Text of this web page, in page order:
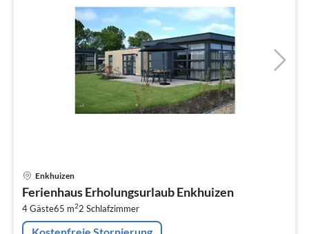
Enkhuizen
Ferienhaus Erholungsurlaub Enkhuizen
4 Gäste65 m22 Schlafzimmer
Kostenfreie Stornierung